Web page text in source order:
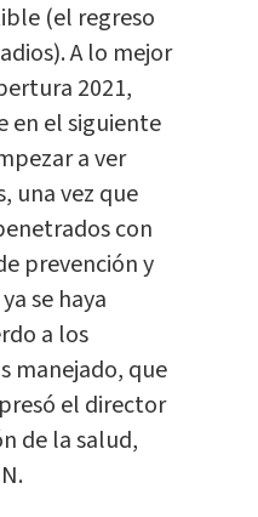
(el regreso
A lo mejor
2021,
el siguiente
a ver
una vez que
con
prevención y
se haya
a los
manejado, que
el director
de la salud,